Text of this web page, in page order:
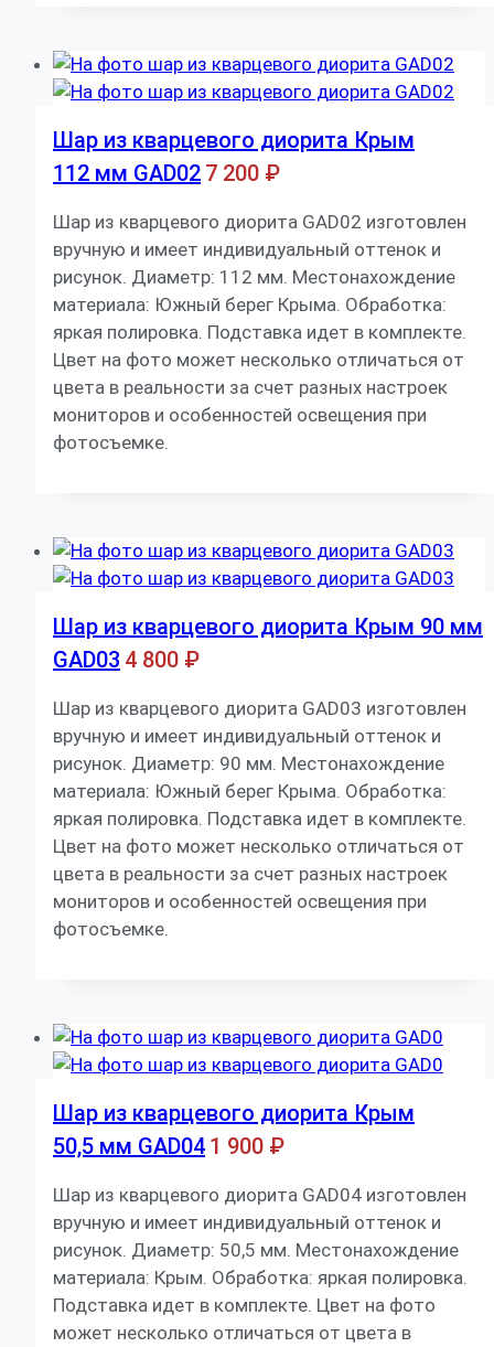
Шар из кварцевого диорита Крым
112 мм GAD02 7 200 ₽
Шар из кварцевого диорита GAD02 изготовлен
вручную и имеет индивидуальный оттенок и
рисунок. Диаметр: 112 мм. Местонахождение
материала: Южный берег Крыма. Обработка:
яркая полировка. Подставка идет в комплекте.
Цвет на фото может несколько отличаться от
цвета в реальности за счет разных настроек
мониторов и особенностей освещения при
фотосъемке.
Шар из кварцевого диорита Крым 90 мм
GAD03 4 800 ₽
Шар из кварцевого диорита GAD03 изготовлен
вручную и имеет индивидуальный оттенок и
рисунок. Диаметр: 90 мм. Местонахождение
материала: Южный берег Крыма. Обработка:
яркая полировка. Подставка идет в комплекте.
Цвет на фото может несколько отличаться от
цвета в реальности за счет разных настроек
мониторов и особенностей освещения при
фотосъемке.
Шар из кварцевого диорита Крым
50,5 мм GAD04 1 900 ₽
Шар из кварцевого диорита GAD04 изготовлен
вручную и имеет индивидуальный оттенок и
рисунок. Диаметр: 50,5 мм. Местонахождение
материала: Крым. Обработка: яркая полировка.
Подставка идет в комплекте. Цвет на фото
может несколько отличаться от цвета в